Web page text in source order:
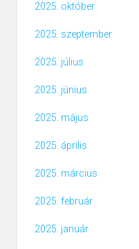
2025. október
2025. szeptember
2025. július
2025. június
2025. május
2025. április
2025. március
2025. február
2025. január